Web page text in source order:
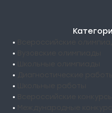
•
•
•
•
•
•
•